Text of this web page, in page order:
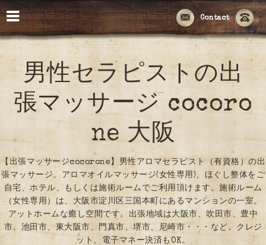
Contact
男性セラピストの出
張マッサージ cocoro
ne 大阪
【出張マッサージcocorone】男性アロマセラピスト（有資格）の出
張マッサージ。アロマオイルマッサージ(女性専用)、ほぐし整体をご
自宅、ホテル、もしくは施術ルームでご利用頂けます。施術ルーム
（女性専用）は、大阪市淀川区三国本町にあるマンションの一室。
アットホームな癒し空間です。出張地域は大阪市、吹田市、豊中
市、池田市、東大阪市、門真市、堺市、尼崎市・・・など。クレジ
ット、電子マネー決済もOK。